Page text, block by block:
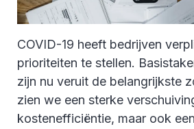
COVID-19 heeft bedrijven
prioriteiten te stellen.
zijn nu veruit de belangrijkste
zien we een sterke
kostenefficiëntie, maar ook